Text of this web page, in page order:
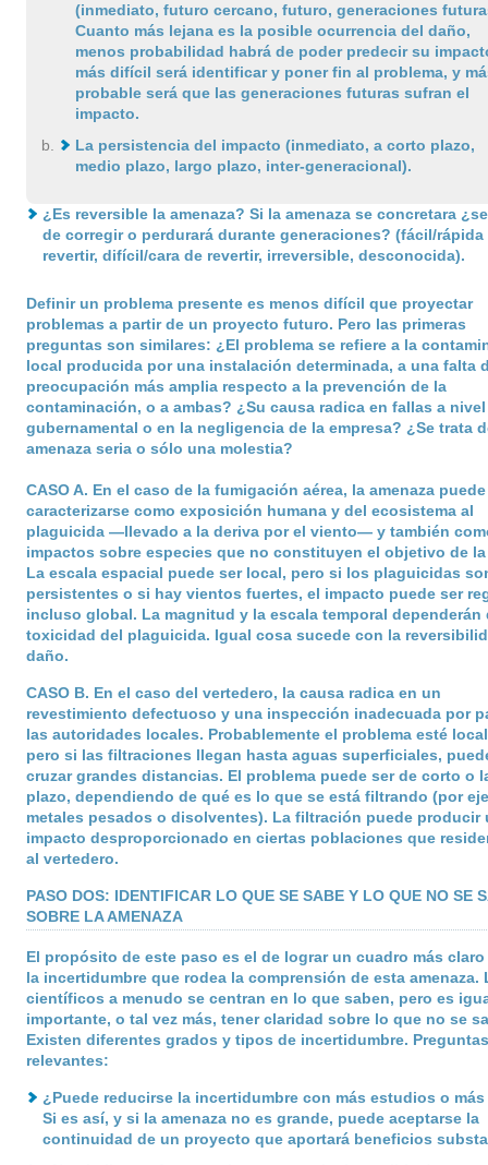
(inmediato, futuro cercano, futuro, generaciones
Cuanto más lejana es la posible ocurrencia del daño,
menos probabilidad habrá de poder predecir su
más difícil será identificar y poner fin al problema, y
probable será que las generaciones futuras sufran el
impacto.
La persistencia del impacto (inmediato, a corto plazo,
medio plazo, largo plazo, inter-generacional).
¿Es reversible la amenaza? Si la amenaza se concretara
de corregir o perdurará durante generaciones? (fácil/rápida
revertir, difícil/cara de revertir, irreversible, desconocida).
Definir un problema presente es menos difícil que proyectar
problemas a partir de un proyecto futuro. Pero las primeras
preguntas son similares: ¿El problema se refiere a la
local producida por una instalación determinada, a una falta
preocupación más amplia respecto a la prevención de la
contaminación, o a ambas? ¿Su causa radica en fallas a nivel
gubernamental o en la negligencia de la empresa? ¿Se trata
amenaza seria o sólo una molestia?
CASO A. En el caso de la fumigación aérea, la amenaza puede
caracterizarse como exposición humana y del ecosistema al
plaguicida —llevado a la deriva por el viento— y también
impactos sobre especies que no constituyen el objetivo de
La escala espacial puede ser local, pero si los plaguicidas
persistentes o si hay vientos fuertes, el impacto puede ser
incluso global. La magnitud y la escala temporal dependerán
toxicidad del plaguicida. Igual cosa sucede con la
daño.
CASO B. En el caso del vertedero, la causa radica en un
revestimiento defectuoso y una inspección inadecuada por
las autoridades locales. Probablemente el problema esté
pero si las filtraciones llegan hasta aguas superficiales,
cruzar grandes distancias. El problema puede ser de corto o
plazo, dependiendo de qué es lo que se está filtrando (por
metales pesados o disolventes). La filtración puede producir
impacto desproporcionado en ciertas poblaciones que
al vertedero.
PASO DOS: IDENTIFICAR LO QUE SE SABE Y LO QUE NO SE
SOBRE LA AMENAZA
El propósito de este paso es el de lograr un cuadro más claro
la incertidumbre que rodea la comprensión de esta amenaza.
científicos a menudo se centran en lo que saben, pero es
importante, o tal vez más, tener claridad sobre lo que no se
Existen diferentes grados y tipos de incertidumbre. Preguntas
relevantes:
¿Puede reducirse la incertidumbre con más estudios o
Si es así, y si la amenaza no es grande, puede aceptarse la
continuidad de un proyecto que aportará beneficios